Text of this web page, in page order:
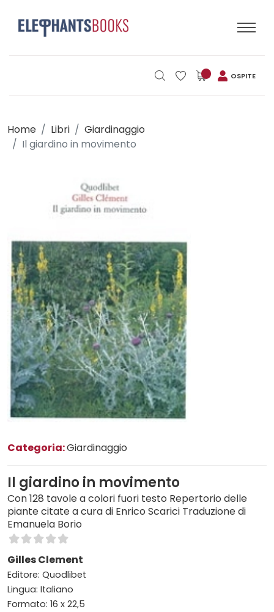
OSPITE
Home Libri
Giardinaggio
Il giardino in movimento
Categoria:Giardinaggio
Il giardino in movimento
Con 128 tavole a colori fuori testo Repertorio delle
piante citate a cura di Enrico Scarici Traduzione di
Emanuela Borio
Gilles Clement
Editore: Quodlibet
Lingua: Italiano
Formato: 16 x 22,5